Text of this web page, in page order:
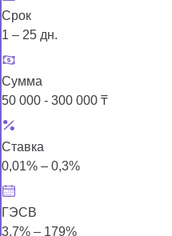
Срок
1 – 25 дн.
Сумма
50 000 - 300 000 ₸
Ставка
0,01% – 0,3%
ГЭСВ
3,7% – 179%